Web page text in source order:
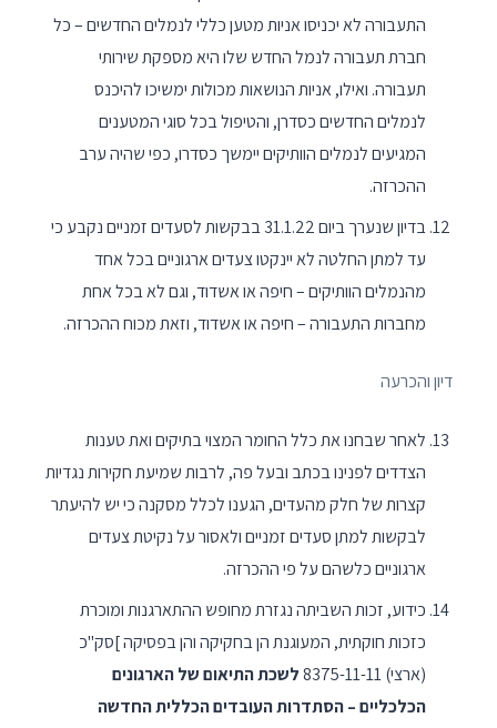
התעבורה לא יכניסו אניות מטען כללי לנמלים החדשים – כל
חברת תעבורה לנמל החדש שלו היא מספקת שירותי
תעבורה. ואילו, אניות הנושאות מכולות ימשיכו להיכנס
לנמלים החדשים כסדרן, והטיפול בכל סוגי המטענים
המגיעים לנמלים הוותיקים יימשך כסדרו, כפי שהיה ערב
ההכרזה.
בדיון שנערך ביום 31.1.22 בבקשות לסעדים זמניים נקבע כי
עד למתן החלטה לא יינקטו צעדים ארגוניים בכל אחד
מהנמלים הוותיקים – חיפה או אשדוד, וגם לא בכל אחת
מחברות התעבורה – חיפה או אשדוד, וזאת מכוח ההכרזה.
דיון והכרעה
לאחר שבחנו את כלל החומר המצוי בתיקים ואת טענות
הצדדים לפנינו בכתב ובעל פה, לרבות שמיעת חקירות נגדיות
קצרות של חלק מהעדים, הגענו לכלל מסקנה כי יש להיעתר
לבקשות למתן סעדים זמניים ולאסור על נקיטת צעדים
ארגוניים כלשהם על פי ההכרזה.
כידוע, זכות השביתה נגזרת מחופש ההתארגנות ומוכרת
כזכות חוקתית, המעוגנת הן בחקיקה והן בפסיקה ]סק"כ
(ארצי) 8375-11-11
לשכת התיאום של הארגונים
הכלכליים – הסתדרות העובדים הכללית החדשה